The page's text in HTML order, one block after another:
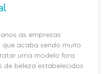
as empresas
que acaba sendo muito
uma modelo fora
de beleza estabelecidos